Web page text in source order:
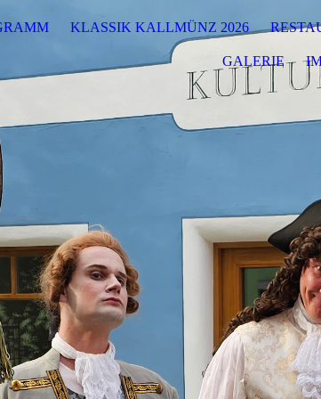
KLASSIK KALLMÜNZ 2026
GALERIE